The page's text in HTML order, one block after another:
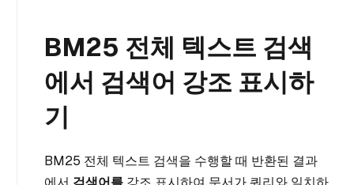
BM25 전체 텍스트 검색
에서 검색어 강조 표시하
기
BM25 전체 텍스트 검색을 수행할 때 반환된 결과